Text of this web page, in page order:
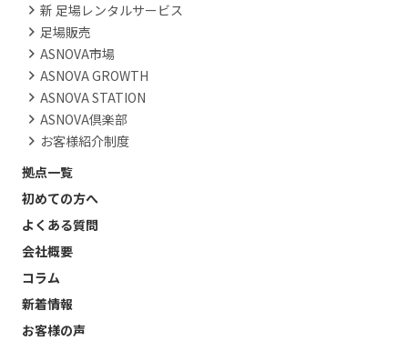
新 足場レンタルサービス
足場販売
ASNOVA市場
ASNOVA GROWTH
ASNOVA STATION
ASNOVA倶楽部
お客様紹介制度
拠点一覧
初めての方へ
よくある質問
会社概要
コラム
新着情報
お客様の声